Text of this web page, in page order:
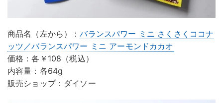
商品名（左から）：バランスパワー ミニ さくさくココナ
ッツ／バランスパワー ミニ アーモンドカカオ
価格：各￥108（税込）
内容量：各64g
販売ショップ：ダイソー